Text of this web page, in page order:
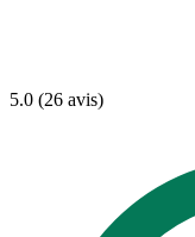
5.0 (26 avis)